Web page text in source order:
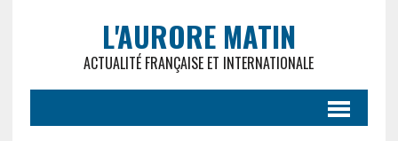
L'AURORE MATIN
ACTUALITÉ FRANÇAISE ET INTERNATIONALE